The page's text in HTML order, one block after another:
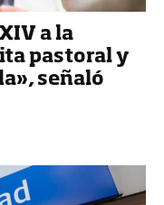
a la
pastoral y
señaló